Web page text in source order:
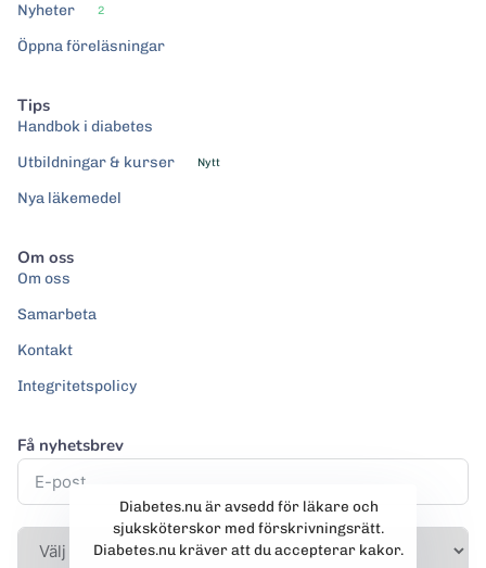
Nyheter
2
Öppna föreläsningar
Tips
Handbok i diabetes
Utbildningar & kurser
Nytt
Nya läkemedel
Om oss
Om oss
Samarbeta
Kontakt
Integritetspolicy
Få nyhetsbrev
Diabetes.nu är avsedd för läkare och
sjuksköterskor med förskrivningsrätt.
Diabetes.nu kräver att du accepterar kakor.